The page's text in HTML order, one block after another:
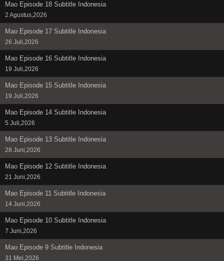
Mao Episode 18 Subtitle Indonesia
2 Agustus,2026
Mao Episode 17 Subtitle Indonesia
26 Juli,2026
Mao Episode 16 Subtitle Indonesia
19 Juli,2026
Mao Episode 15 Subtitle Indonesia
19 Juli,2026
Mao Episode 14 Subtitle Indonesia
5 Juli,2026
Mao Episode 13 Subtitle Indonesia
28 Juni,2026
Mao Episode 12 Subtitle Indonesia
21 Juni,2026
Mao Episode 11 Subtitle Indonesia
14 Juni,2026
Mao Episode 10 Subtitle Indonesia
7 Juni,2026
Mao Episode 9 Subtitle Indonesia
31 Mei,2026